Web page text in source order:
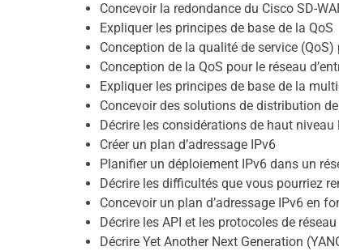
Concevoir la redondance du Cisco SD-
Expliquer les principes de base de la QoS
Conception de la qualité de service (QoS)
Conception de la QoS pour le réseau
Expliquer les principes de base de la
Concevoir des solutions de distribution
Décrire les considérations de haut
Créer un plan d’adressage IPv6
Planifier un déploiement IPv6 dans un
Décrire les difficultés que vous pourriez
Concevoir un plan d’adressage IPv6 en
Décrire les API et les protocoles de réseau
Décrire Yet Another Next Generation